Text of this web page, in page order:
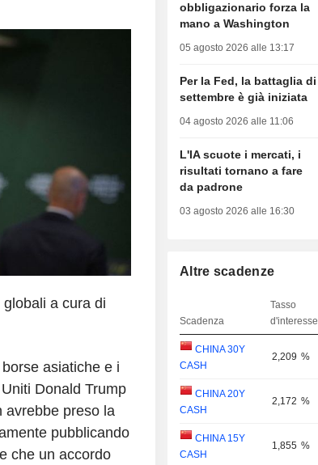
a cura di
asiatiche e i
Donald Trump
avrebbe preso la
pubblicando
che un accordo
obbligazionario forza la
mano a Washington
05 agosto 2026 alle 13:17
Per la Fed, la battaglia di
settembre è già iniziata
04 agosto 2026 alle 11:06
L'IA scuote i mercati, i
risultati tornano a fare
da padrone
03 agosto 2026 alle 16:30
Altre scadenze
Scadenza
Tasso
d'interesse
CHINA 30Y
CASH
2,209 %
CHINA 20Y
CASH
2,172 %
CHINA 15Y
CASH
1,855 %